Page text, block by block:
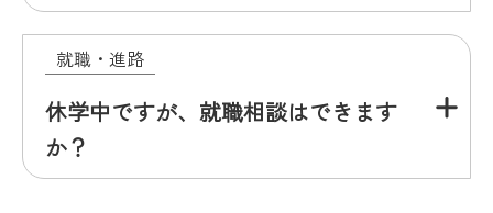
就職・進路
休学中ですが、就職相談はできます
か？